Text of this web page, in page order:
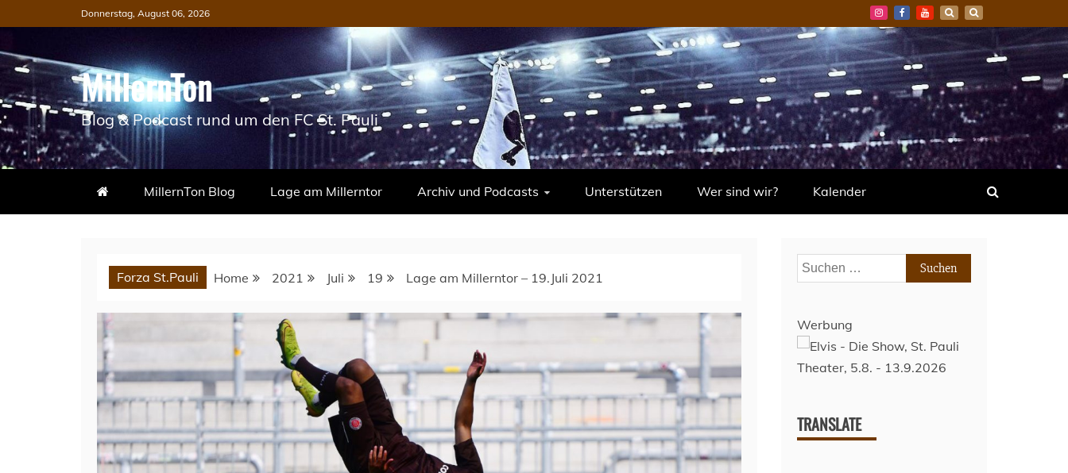
to
content
Donnerstag, August 06, 2026
MillernTon
Blog & Podcast rund um den FC St. Pauli
MillernTon Blog Lage am Millerntor Archiv und Podcasts Unterstützen Wer sind wir? Kalender
Forza St.Pauli Home 2021 Juli 19 Lage am Millerntor – 19.Juli 2021
Suchen
nach:
Werbung
TRANSLATE